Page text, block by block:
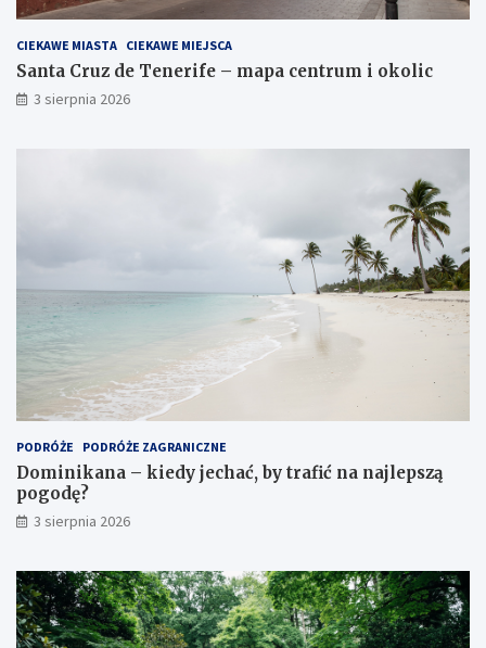
CIEKAWE MIASTA CIEKAWE MIEJSCA
Santa Cruz de Tenerife – mapa centrum i okolic
3 sierpnia 2026
PODRÓŻE PODRÓŻE ZAGRANICZNE
Dominikana – kiedy jechać, by trafić na najlepszą
pogodę?
3 sierpnia 2026